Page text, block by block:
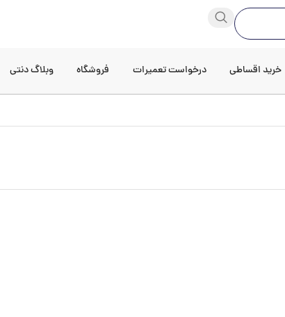
خرید اقساطی درخواست تعمیرات فروشگاه وبلاگ دنتی